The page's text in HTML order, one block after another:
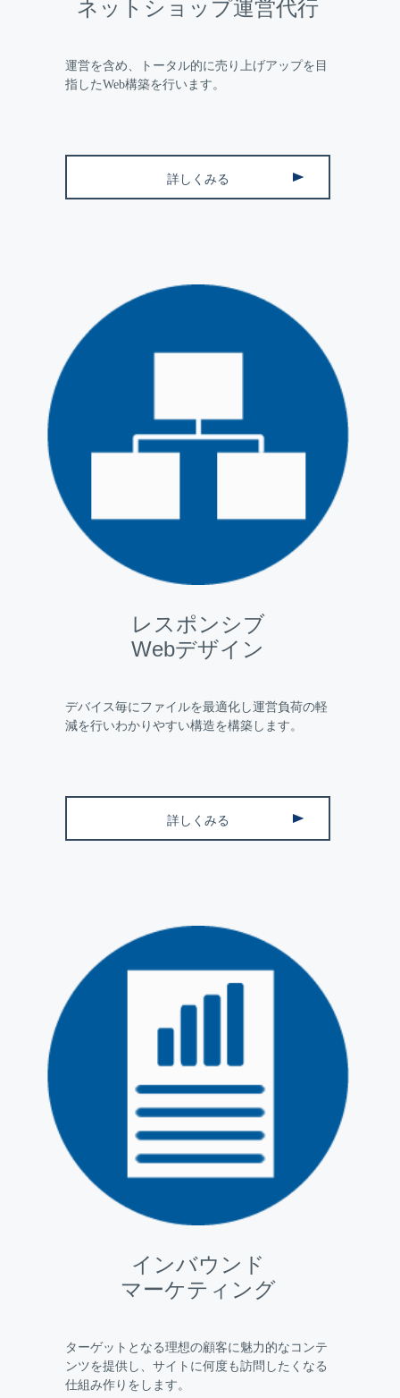
ネットショップ運営代行
運営を含め、トータル的に売り上げアップを目
指したWeb構築を行います。
詳しくみる
レスポンシブ
Webデザイン
デバイス毎にファイルを最適化し運営負荷の軽
減を行いわかりやすい構造を構築します。
詳しくみる
インバウンド
マーケティング
ターゲットとなる理想の顧客に魅力的なコンテ
ンツを提供し、サイトに何度も訪問したくなる
仕組み作りをします。